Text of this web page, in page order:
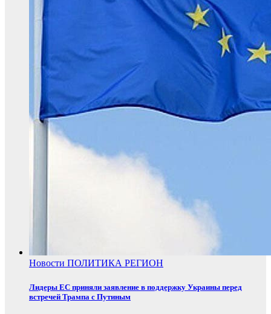
Новости ПОЛИТИКА РЕГИОН
Лидеры ЕС приняли заявление в поддержку Украины перед
встречей Трампа с Путиным